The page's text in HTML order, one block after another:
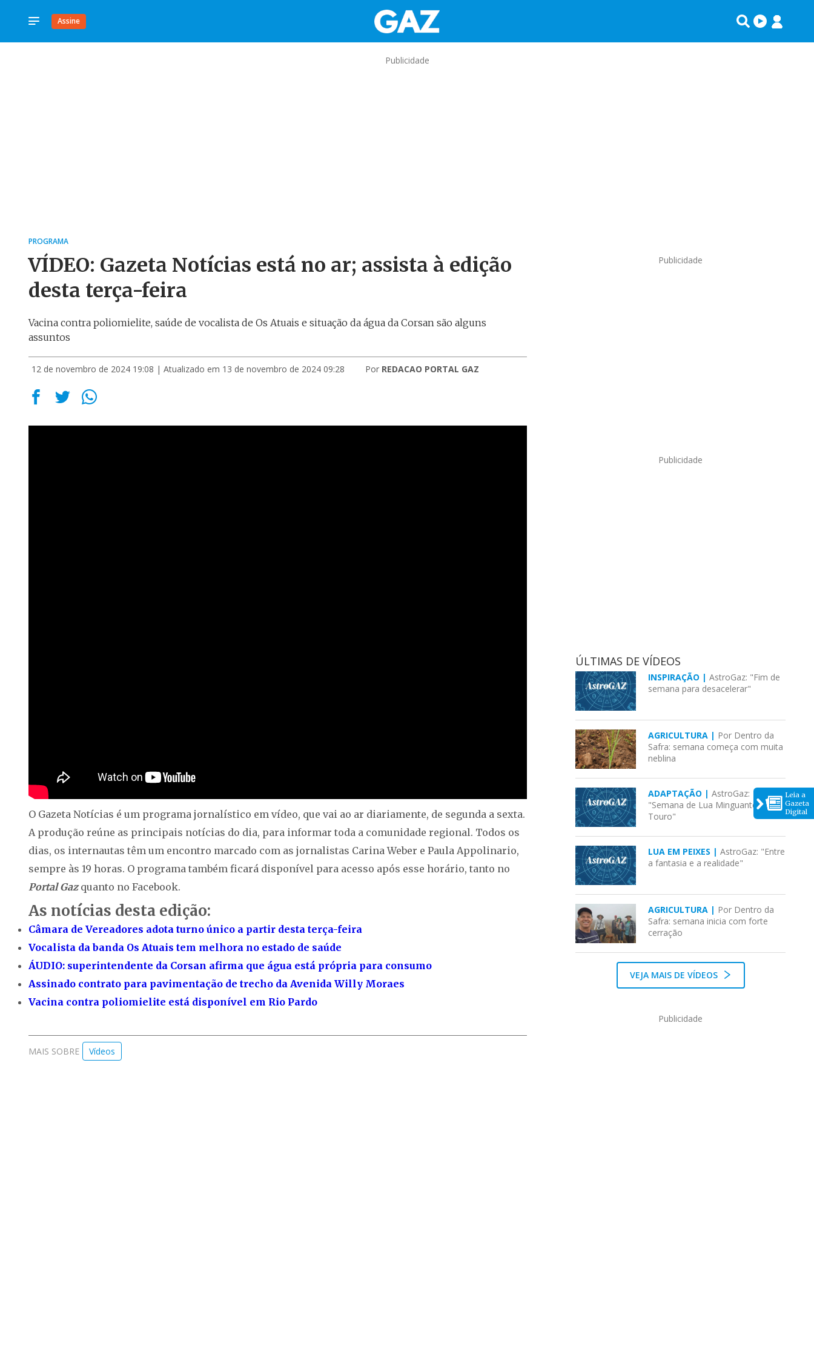
Assine
Leia a
Gazeta
Digital
Publicidade
PROGRAMA
VÍDEO: Gazeta Notícias está no ar; assista à edição
desta terça-feira
Vacina contra poliomielite, saúde de vocalista de Os Atuais e situação da água da Corsan são alguns
assuntos
12 de novembro de 2024 19:08 | Atualizado em 13 de novembro de 2024 09:28 Por REDACAO PORTAL GAZ
O Gazeta Notícias é um programa jornalístico em vídeo, que vai ao ar diariamente, de segunda a sexta.
A produção reúne as principais notícias do dia, para informar toda a comunidade regional. Todos os
dias, os internautas têm um encontro marcado com as jornalistas Carina Weber e Paula Appolinario,
sempre às 19 horas. O programa também ficará disponível para acesso após esse horário, tanto no
Portal Gazquanto no Facebook.
As notícias desta edição:
Câmara de Vereadores adota turno único a partir desta terça-feira
Vocalista da banda Os Atuais tem melhora no estado de saúde
ÁUDIO: superintendente da Corsan afirma que água está própria para consumo
Assinado contrato para pavimentação de trecho da Avenida Willy Moraes
Vacina contra poliomielite está disponível em Rio Pardo
MAIS SOBRE Vídeos
Publicidade
Publicidade
ÚLTIMAS DE VÍDEOS
INSPIRAÇÃO |AstroGaz: "Fim de
semana para desacelerar"
AGRICULTURA | Por Dentro da
Safra: semana começa com muita
neblina
ADAPTAÇÃO |AstroGaz:
"Semana de Lua Minguante em
Touro"
LUA EM PEIXES |AstroGaz: "Entre
a fantasia e a realidade"
AGRICULTURA | Por Dentro da
Safra: semana inicia com forte
cerração
VEJA MAIS DE VÍDEOS
Publicidade